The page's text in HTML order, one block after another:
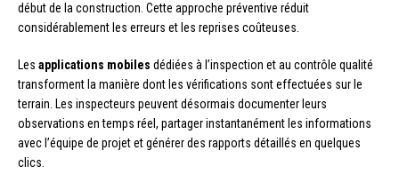
début de la construction. Cette approche préventive réduit
considérablement les erreurs et les reprises coûteuses.
Les applications mobiles dédiées à l’inspection et au contrôle qualité
transforment la manière dont les vérifications sont effectuées sur le
terrain. Les inspecteurs peuvent désormais documenter leurs
observations en temps réel, partager instantanément les informations
avec l’équipe de projet et générer des rapports détaillés en quelques
clics.